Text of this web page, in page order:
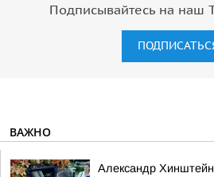
Подписывайтесь на наш
ВАЖНО
Александр